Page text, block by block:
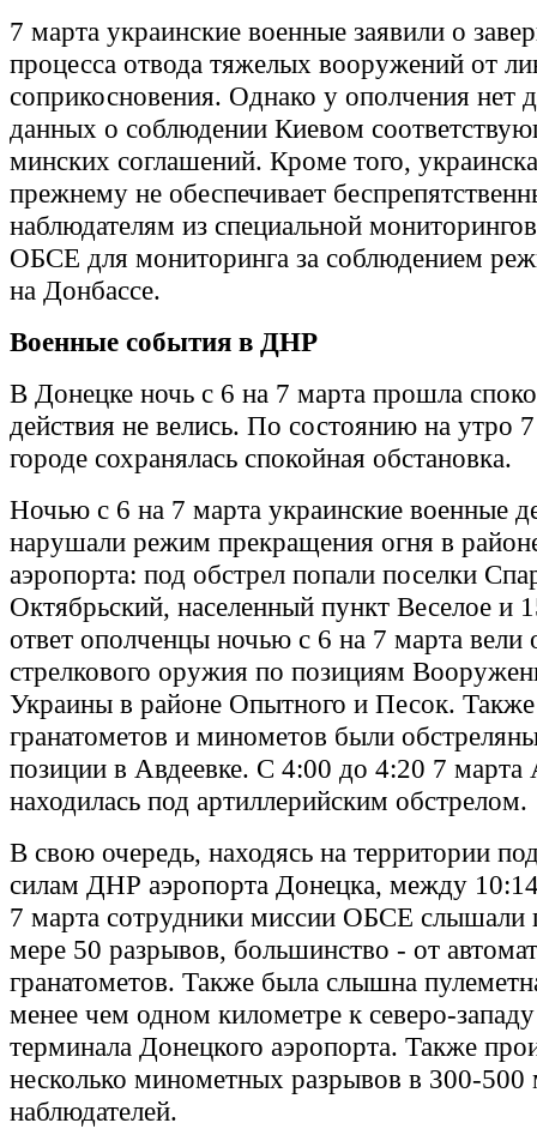
7 марта украинские военные заявили о
процесса отвода тяжелых вооружений от
соприкосновения. Однако у ополчения нет
данных о соблюдении Киевом
минских соглашений. Кроме того,
прежнему не обеспечивает
наблюдателям из специальной
ОБСЕ для мониторинга за соблюдением
на Донбассе.
Военные события в ДНР
В Донецке ночь с 6 на 7 марта прошла
действия не велись. По состоянию на утро
городе сохранялась спокойная обстановка.
Ночью с 6 на 7 марта украинские военные
нарушали режим прекращения огня в
аэропорта: под обстрел попали поселки
Октябрьский, населенный пункт Веселое и
ответ ополченцы ночью с 6 на 7 марта вели
стрелкового оружия по позициям
Украины в районе Опытного и Песок.
гранатометов и минометов были
позиции в Авдеевке. С 4:00 до 4:20 7 марта
находилась под артиллерийским обстрелом.
В свою очередь, находясь на территории
силам ДНР аэропорта Донецка, между
7 марта сотрудники миссии ОБСЕ слышали
мере 50 разрывов, большинство - от
гранатометов. Также была слышна
менее чем одном километре к северо-
терминала Донецкого аэропорта. Также
несколько минометных разрывов в 300-500
наблюдателей.